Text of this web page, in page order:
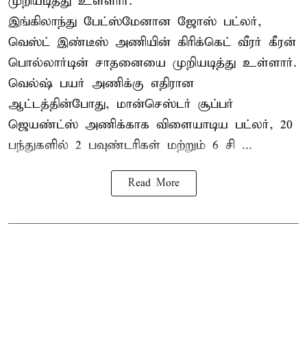
இங்கிலாந்து பேட்ஸ்மேனான ஜோஸ் பட்லர்,
வெஸ்ட் இண்டீஸ் அணியின் கிரிக்கெட் வீரர் கீரன்
பொல்லார்டின் சாதனையை முறியடித்து உள்ளார்.
வெல்ஷ் பயர் அணிக்கு எதிரான
ஆட்டத்தின்போது, மான்செஸ்டர் சூப்பர்
ஜெயண்ட்ஸ் அணிக்காக விளையாடிய பட்லர், 20
பந்துகளில் 2 பவுண்டரிகள் மற்றும் 6 சி ...
Read More